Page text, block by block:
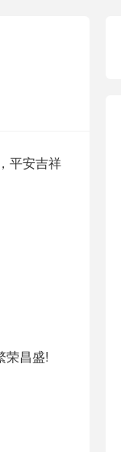
平安吉祥
荣昌盛!